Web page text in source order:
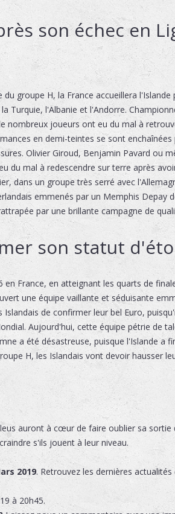
son échec en
groupe H, la France accueillera
Turquie, l'Albanie et l'Andorre.
joueurs ont eu du mal à
en demi-teintes se sont
Olivier Giroud, Benjamin Pavard ou
du mal à redescendre sur terre après
dans un groupe très serré avec
emmenés par un Memphis Depay
par une brillante campagne de
son statut
en France, en atteignant les quarts de
une équipe vaillante et séduisante
de confirmer leur bel Euro,
Aujourd'hui, cette équipe pétrie de
a été désastreuse, puisque l'Islande a
H, les Islandais vont devoir hausser
auront à cœur de faire oublier sa
s'ils jouent à leur niveau.
2019. Retrouvez les dernières actualités
à 20h45.